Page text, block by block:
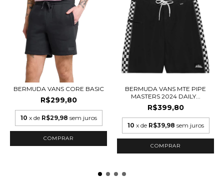
BERMUDA VANS CORE BASIC
R$299,80
10 x de R$29,98 sem juros
COMPRAR
BERMUDA VANS MTE PIPE
MASTERS 2024 DAILY...
R$399,80
10 x de R$39,98 sem juros
COMPRAR